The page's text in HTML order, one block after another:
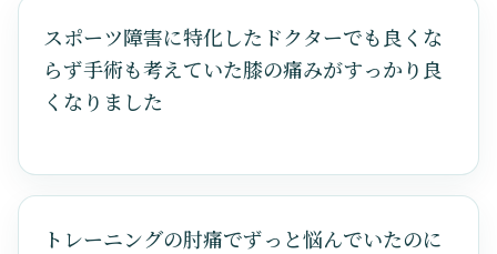
スポーツ障害に特化したドクターでも良くな
らず手術も考えていた膝の痛みがすっかり良
くなりました
トレーニングの肘痛でずっと悩んでいたのに